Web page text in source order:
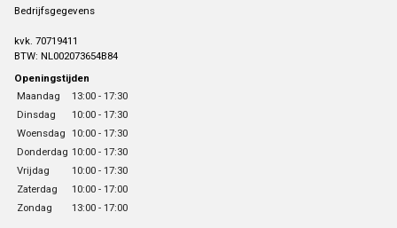
Bedrijfsgegevens
kvk. 70719411
BTW: NL002073654B84
Openingstijden
Maandag
13:00 - 17:30
Dinsdag
10:00 - 17:30
Woensdag 10:00 - 17:30
Donderdag 10:00 - 17:30
Vrijdag
10:00 - 17:30
Zaterdag
10:00 - 17:00
Zondag
13:00 - 17:00